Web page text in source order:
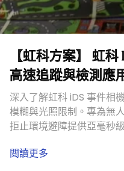
【虹科方案】 虹
高速追蹤與檢測應
深入了解虹科 iDS 事件相
模糊與光照限制。專為無
拒止環境避障提供亞毫秒
閲讀更多